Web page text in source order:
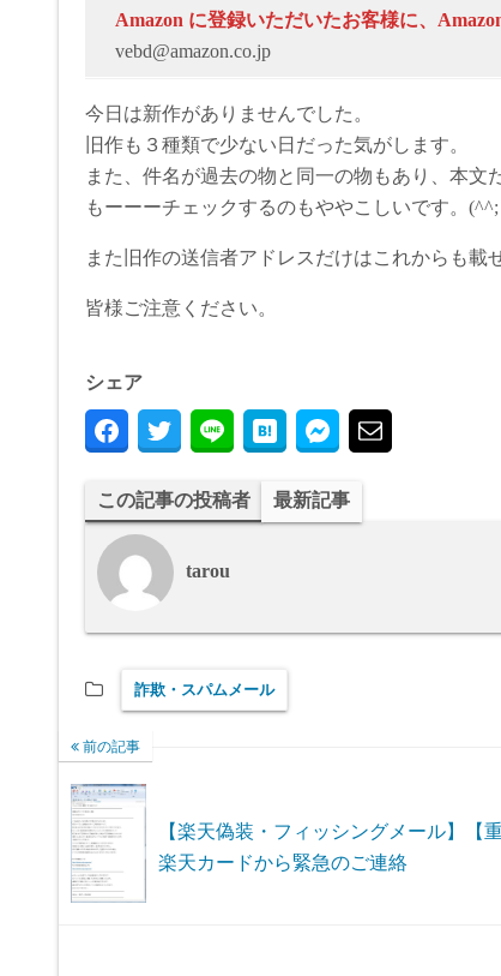
Аmazon に登録いただいたお客様に、
vebd@amazon.co.jp
今日は新作がありませんでした。
旧作も３種類で少ない日だった気がします。
また、件名が過去の物と同一の物もあり、本文
もーーーチェックするのもややこしいです。(^^;
また旧作の送信者アドレスだけはこれからも載
皆様ご注意ください。
シェア
この記事の投稿者 最新記事
tarou
詐欺・スパムメール
前の記事
【楽天偽装・フィッシングメール】【重
楽天カードから緊急のご連絡